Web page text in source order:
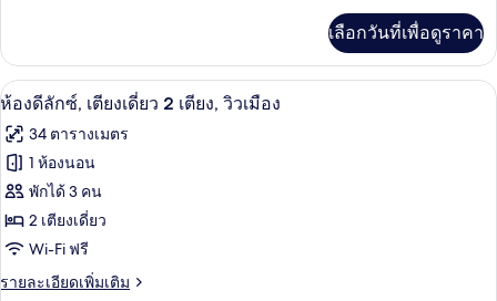
เตียง
คิง
ไซส์
1
เตียง,
วิว
เมือง
เกี่ยว
กับ
ห้อง
ลัก
ซ์,
คิง
ไซส์
เตียง,
วิว
เลือกวันที่เพื่อดูราคา
เปิด
ภาพถ่าย
ทั้งหมด
ของ
ห้อง
ดี
ลัก
มินิบาร์, ตู้นิรภัยในห้องพัก, โต๊ะทำงา
5
ห้องดีลักซ์, เตียงเดี่ยว 2 เตียง, วิวเมือง
34 ตารางเมตร
1 ห้องนอน
พักได้ 3 คน
2 เตียงเดี่ยว
Wi-Fi ฟรี
รายละเอียดเพิ่มเติม
ราย